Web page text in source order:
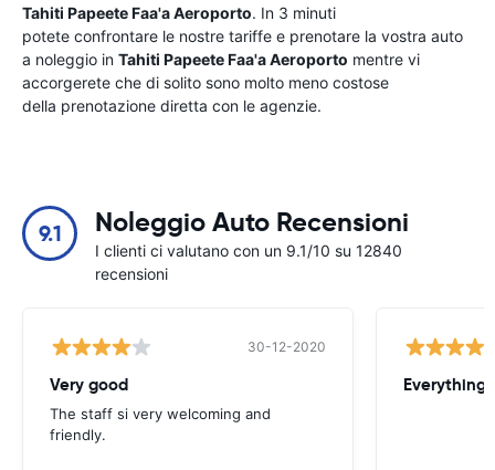
Tahiti Papeete Faa'a Aeroporto. In 3 minuti
potete confrontare le nostre tariffe e prenotare la vostra auto
a noleggio in Tahiti Papeete Faa'a Aeroporto mentre vi
accorgerete che di solito sono molto meno costose
della prenotazione diretta con le agenzie.
9.1 Noleggio Auto Recensioni
I clienti ci valutano con un 9.1/10 su 12840
recensioni
30-12-2020
Very good
The staff si very welcoming and
friendly.
Everything